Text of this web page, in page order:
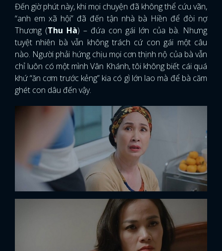
Đến giờ phút này, khi mọi chuyện đã không thể cứu vãn,
“anh em xã hội” đã đến tận nhà bà Hiền để đòi nợ
Thương (Thu Hà) – đứa con gái lớn của bà. Nhưng
tuyệt nhiên bà vẫn không trách cứ con gái một câu
nào. Người phải hứng chịu mọi cơn thịnh nộ của bà vẫn
chỉ luôn có một mình Vân Khánh, tôi không biết cái quá
khứ “ăn cơm trước kẻng” kia có gì lớn lao mà để bà căm
ghét con dâu đến vậy.